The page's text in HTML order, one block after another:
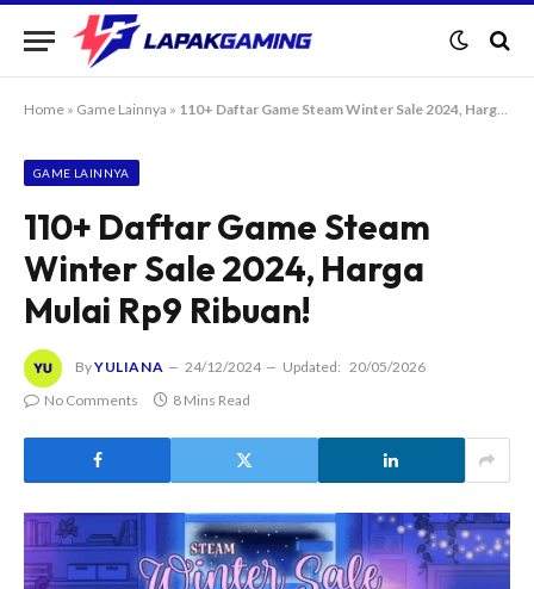
Home » Game Lainnya » 110+ Daftar Game Steam Winter Sale 2024, Harga Mulai Rp9 Ribuan!
GAME LAINNYA
110+ Daftar Game Steam
Winter Sale 2024, Harga
Mulai Rp9 Ribuan!
ByYULIANA 24/12/2024 Updated: 20/05/2026
No Comments
8 Mins Read